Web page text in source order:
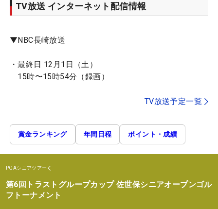
TV放送 インターネット配信情報
▼NBC長崎放送
・最終日 12月1日（土）
15時〜15時54分（録画）
TV放送予定一覧
賞金ランキング 年間日程 ポイント・成績
PGAシニアツアー
第6回トラストグループカップ 佐世保シニアオープンゴル
フトーナメント